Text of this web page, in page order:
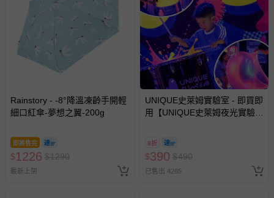
Rainstory - -8°降溫凍齡手開輕
細口紅傘-夢想之翼-200g
即將售完
$1226 $1290
最新上架
UNIQUE史萊姆實驗室 - 即買即
用【UNIQUE史萊姆夜光實驗室
訂單編號兌換，逾期作廢) (大
人小孩均一價(3歲以上需購票))
8折
$390 $490
已售出 4265